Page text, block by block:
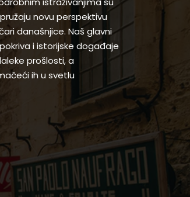
novu perspektivu
današnjice. Naš glavni
i istorijske događaje
prošlosti, a
ih u svetlu